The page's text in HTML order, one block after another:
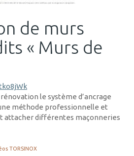
de murs
« Murs de
le système d’ancrage
méthode professionnelle et
attacher différentes maçonneries
TORSINOX